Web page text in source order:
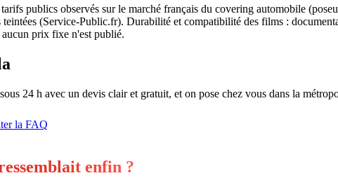
publics observés sur le marché français du covering automobile
(Service-Public.fr). Durabilité et compatibilité des films :
prix fixe n'est publié.
24 h avec un devis clair et gratuit, et on pose chez vous dans la
la FAQ
enfin ?